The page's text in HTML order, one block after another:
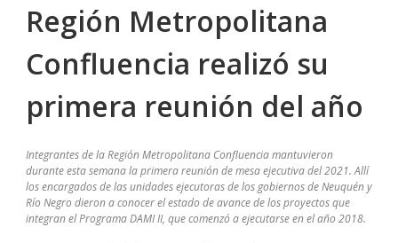
Región Metropolitana
Confluencia realizó su
primera reunión del año
Integrantes de la Región Metropolitana Confluencia mantuvieron
durante esta semana la primera reunión de mesa ejecutiva del 2021. Allí
los encargados de las unidades ejecutoras de los gobiernos de Neuquén y
Río Negro dieron a conocer el estado de avance de los proyectos que
integran el Programa DAMI II, que comenzó a ejecutarse en el año 2018.